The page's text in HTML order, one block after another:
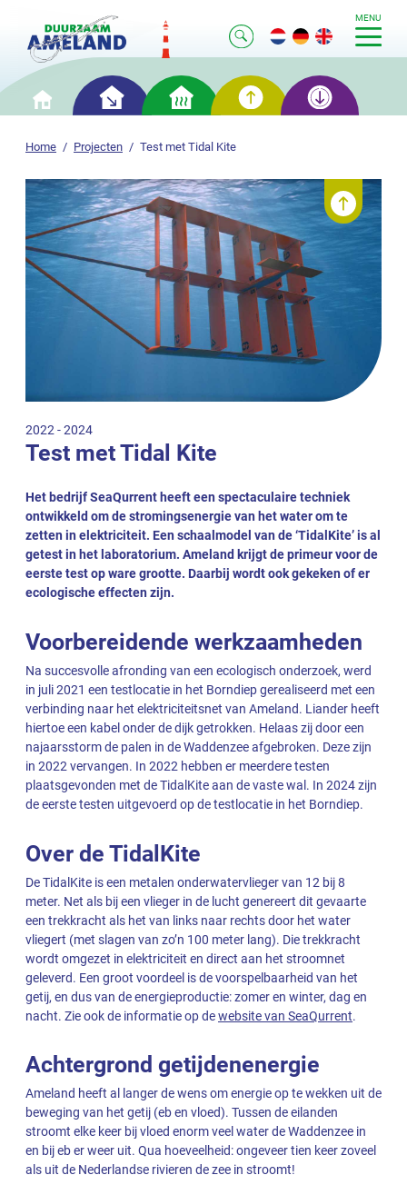
MENU
Home Projecten Test met Tidal Kite
2022 - 2024
Test met Tidal Kite
Het bedrijf SeaQurrent heeft een spectaculaire techniek
ontwikkeld om de stromingsenergie van het water om te
zetten in elektriciteit. Een schaalmodel van de ‘TidalKite’ is al
getest in het laboratorium. Ameland krijgt de primeur voor de
eerste test op ware grootte. Daarbij wordt ook gekeken of er
ecologische effecten zijn.
Voorbereidende werkzaamheden
Na succesvolle afronding van een ecologisch onderzoek, werd
in juli 2021 een testlocatie in het Borndiep gerealiseerd met een
verbinding naar het elektriciteitsnet van Ameland. Liander heeft
hiertoe een kabel onder de dijk getrokken. Helaas zij door een
najaarsstorm de palen in de Waddenzee afgebroken. Deze zijn
in 2022 vervangen. In 2022 hebben er meerdere testen
plaatsgevonden met de TidalKite aan de vaste wal. In 2024 zijn
de eerste testen uitgevoerd op de testlocatie in het Borndiep.
Over de TidalKite
De TidalKite is een metalen onderwatervlieger van 12 bij 8
meter. Net als bij een vlieger in de lucht genereert dit gevaarte
een trekkracht als het van links naar rechts door het water
vliegert (met slagen van zo’n 100 meter lang). Die trekkracht
wordt omgezet in elektriciteit en direct aan het stroomnet
geleverd. Een groot voordeel is de voorspelbaarheid van het
getij, en dus van de energieproductie: zomer en winter, dag en
nacht. Zie ook de informatie op dewebsite van SeaQurrent.
Achtergrond getijdenenergie
Ameland heeft al langer de wens om energie op te wekken uit de
beweging van het getij (eb en vloed). Tussen de eilanden
stroomt elke keer bij vloed enorm veel water de Waddenzee in
en bij eb er weer uit. Qua hoeveelheid: ongeveer tien keer zoveel
als uit de Nederlandse rivieren de zee in stroomt!